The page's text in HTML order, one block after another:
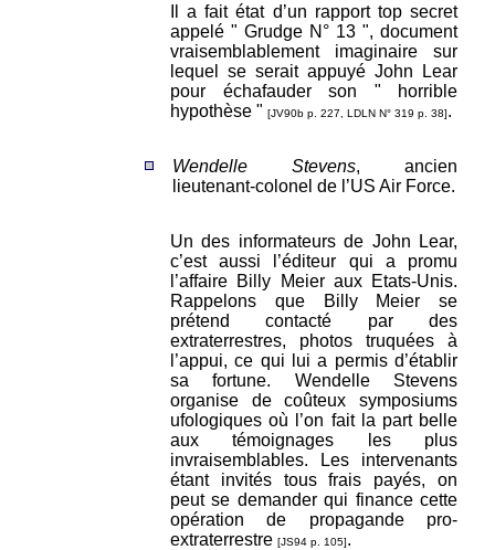
Il a fait état d’un rapport top secret
appelé " Grudge N° 13 ", document
vraisemblablement imaginaire sur
lequel se serait appuyé John Lear
pour échafauder son " horrible
hypothèse " [JV90b p. 227, LDLN N° 319 p. 38].
Wendelle Stevens, ancien
lieutenant-colonel de l’US Air Force.
Un des informateurs de John Lear,
c’est aussi l’éditeur qui a promu
l’affaire Billy Meier aux Etats-Unis.
Rappelons que Billy Meier se
prétend contacté par des
extraterrestres, photos truquées à
l’appui, ce qui lui a permis d’établir
sa fortune. Wendelle Stevens
organise de coûteux symposiums
ufologiques où l’on fait la part belle
aux témoignages les plus
invraisemblables. Les intervenants
étant invités tous frais payés, on
peut se demander qui finance cette
opération de propagande pro-
extraterrestre [JS94 p. 105].